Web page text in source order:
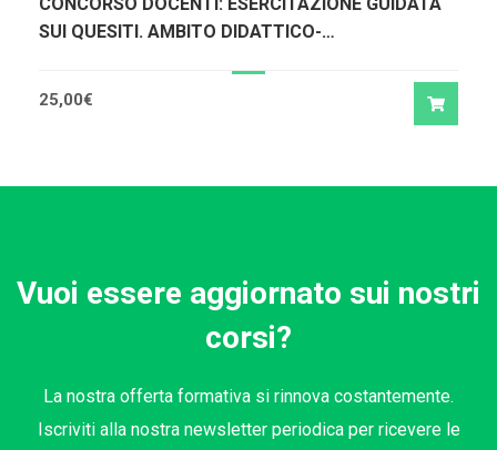
SUI QUESITI. AMBITO DIDATTICO-
25,00€
Vuoi essere aggiornato sui nostri
corsi?
La nostra offerta formativa si rinnova costantemente.
Iscriviti alla nostra newsletter periodica per ricevere le